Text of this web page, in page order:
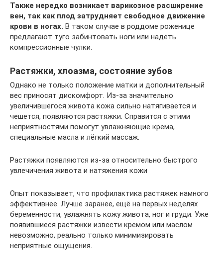
Также нередко возникает варикозное расширение
вен, так как плод затрудняет свободное движение
крови в ногах. В таком случае в роддоме роженице
предлагают туго забинтовать ноги или надеть
компрессионные чулки.
Растяжки, хлоазма, состояние зубов
Однако не только положение матки и дополнительный
вес приносят дискомфорт. Из-за значительно
увеличившегося живота кожа сильно натягивается и
чешется, появляются растяжки. Справится с этими
неприятностями помогут увлажняющие крема,
специальные масла и лёгкий массаж.
Растяжки появляются из-за относительно быстрого
увлечичения живота и натяжения кожи
Опыт показывает, что профилактика растяжек намного
эффективнее. Лучше заранее, ещё на первых неделях
беременности, увлажнять кожу живота, ног и груди. Уже
появившиеся растяжки извести кремом или маслом
невозможно, реально только минимизировать
неприятные ощущения.